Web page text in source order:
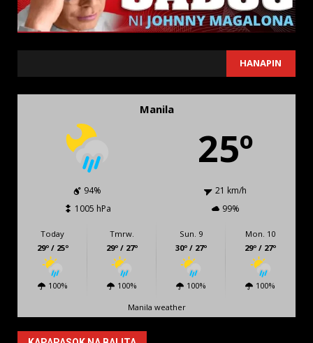
HANAPIN
Manila
25º
94%
21 km/h
1005 hPa
99%
Today
29º / 25º
100%
Tmrw.
29º / 27º
100%
Sun. 9
30º / 27º
100%
Mon. 10
29º / 27º
100%
Manila weather